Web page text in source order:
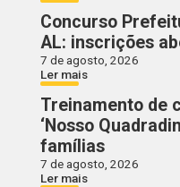
Concurso
AL: inscrições
7 de agosto, 2026
Ler mais
Treinamento de
‘Nosso
famílias
7 de agosto, 2026
Ler mais